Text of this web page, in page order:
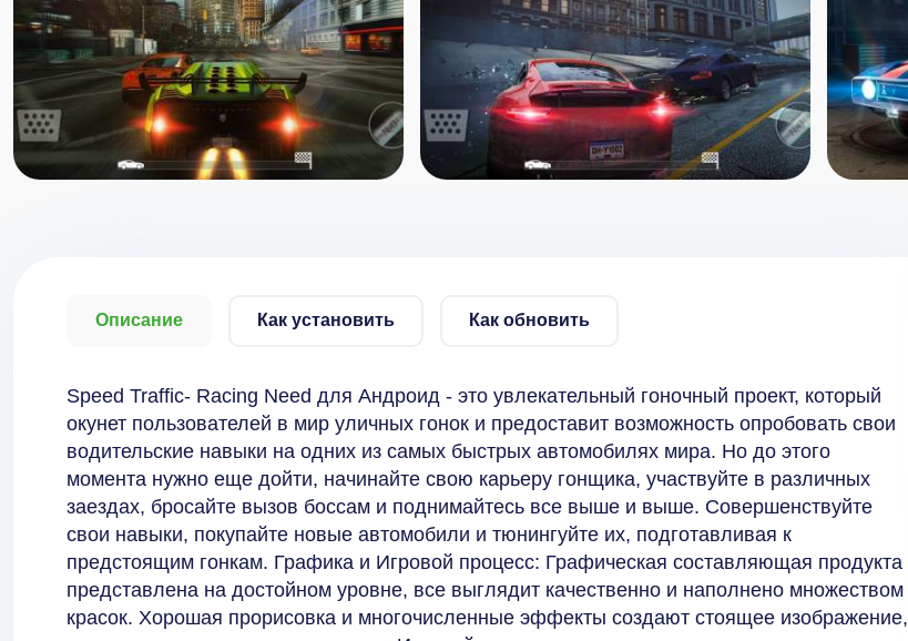
Описание Как установить Как обновить
Speed Traffic- Racing Need для Андроид - это увлекательный гоночный проект, который
окунет пользователей в мир уличных гонок и предоставит возможность опробовать свои
водительские навыки на одних из самых быстрых автомобилях мира. Но до этого
момента нужно еще дойти, начинайте свою карьеру гонщика, участвуйте в различных
заездах, бросайте вызов боссам и поднимайтесь все выше и выше. Совершенствуйте
свои навыки, покупайте новые автомобили и тюнингуйте их, подготавливая к
предстоящим гонкам. Графика и Игровой процесс: Графическая составляющая продукта
представлена на достойном уровне, все выглядит качественно и наполнено множеством
красок. Хорошая прорисовка и многочисленные эффекты создают стоящее изображение,